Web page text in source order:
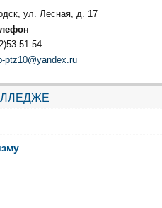
ул. Лесная, д. 17
51-54
ptz10@yandex.ru